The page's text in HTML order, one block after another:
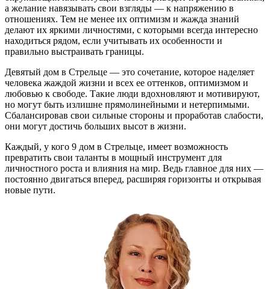
а желание навязывать свои взгляды — к напряжению в
отношениях. Тем не менее их оптимизм и жажда знаний
делают их яркими личностями, с которыми всегда интересно
находиться рядом, если учитывать их особенности и
правильно выстраивать границы.
Девятый дом в Стрельце — это сочетание, которое наделяет
человека жаждой жизни и всех ее оттенков, оптимизмом и
любовью к свободе. Такие люди вдохновляют и мотивируют,
но могут быть излишне прямолинейными и нетерпимыми.
Сбалансировав свои сильные стороны и проработав слабости,
они могут достичь больших высот в жизни.
Каждый, у кого 9 дом в Стрельце, имеет возможность
превратить свои таланты в мощный инструмент для
личностного роста и влияния на мир. Ведь главное для них —
постоянно двигаться вперед, расширяя горизонты и открывая
новые пути.